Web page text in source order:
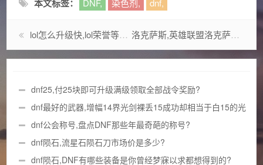
本文标签：
lol怎么升级快,lol荣誉等级怎么升级? 洛克萨斯,英雄联盟洛克萨斯之手技能能不能暴击?
dnf25,付25块即可升级满级领取全部战令奖励?
dnf最好的武器,增幅14界光剑裸丢15成功却相当于白15的光
剑?dnf公会称号,盘点DNF那些年最奇葩的称号?
dnf陨石,流星石陨石刀市场价是多少?
dnf陨石,DNF有哪些装备是你曾经梦寐以求都想得到的?